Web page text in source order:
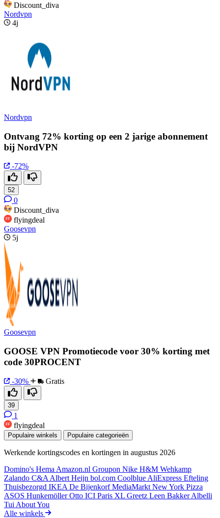
Discount_diva
Nordvpn
4j
Nordvpn
Ontvang 72% korting op een 2 jarige abonnement
bij NordVPN
-72%
52
0
Discount_diva
flyingdeal
Goosevpn
5j
Goosevpn
GOOSE VPN Promotiecode voor 30% korting met
code 30PROCENT
-30% Gratis
39
1
flyingdeal
Populaire winkels Populaire categorieën
Werkende kortingscodes en kortingen in augustus 2026
Domino's Hema Amazon.nl Groupon Nike H&M Wehkamp
Zalando C&A Albert Heijn bol.com Coolblue AliExpress Efteling
Thuisbezorgd IKEA De BijenkorfMediaMarkt New York Pizza
ASOS HunkemöllerOtto ICI Paris XL Greetz Leen BakkerAlbelli
Tui About You
Alle winkels